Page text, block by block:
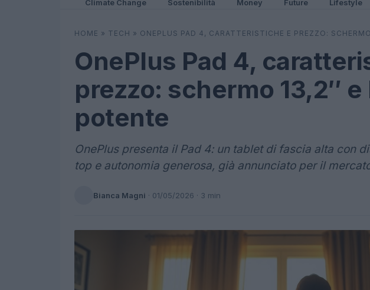
Climate Change Sostenibilità Money Future Lifestyle
HOME » TECH » ONEPLUS PAD 4, CARATTERISTICHE E PREZZO:
OnePlus Pad 4,
prezzo: schermo 13,2″
potente
OnePlus presenta il Pad 4: un tablet di fascia alta con
top e autonomia generosa, già annunciato per il
Bianca Magni · 01/05/2026 · 3 min